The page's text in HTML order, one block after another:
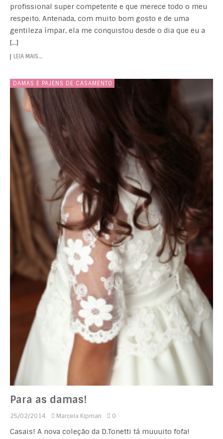
profissional super competente e que merece todo o meu
respeito. Antenada, com muito bom gosto e de uma
gentileza ímpar, ela me conquistou desde o dia que eu a
[…]
LEIA MAIS…
DAMAS E PAJENS DE CASAMENTO
Para as damas!
25/02/2014 Marcela Kipman 0
Casais! A nova coleção da D.Tonetti tá muuuito fofa!